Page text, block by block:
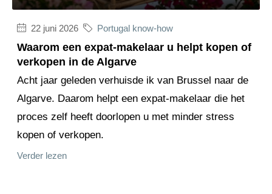
22 juni 2026 Portugal know-how
Waarom een expat-makelaar u helpt kopen of
verkopen in de Algarve
Acht jaar geleden verhuisde ik van Brussel naar de
Algarve. Daarom helpt een expat-makelaar die het
proces zelf heeft doorlopen u met minder stress
kopen of verkopen.
Verder lezen